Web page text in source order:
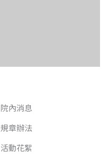
院內消息
規章辦法
活動花絮